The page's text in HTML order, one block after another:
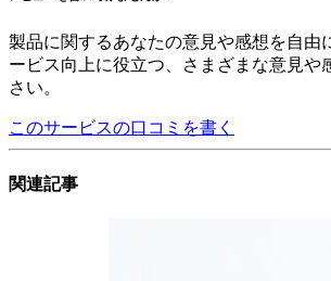
製品に関するあなたの意見や感想を自由
ービス向上に役立つ、さまざまな意見や
さい。
このサービスの口コミを書く
関連記事